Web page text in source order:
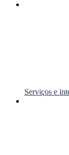
Serviços e